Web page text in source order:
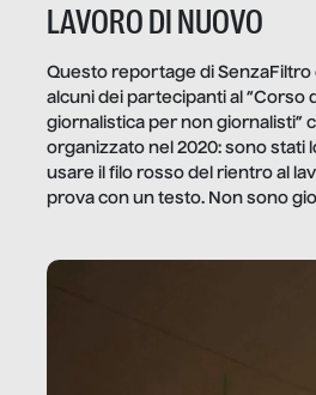
LAVORO DI NUOVO
Questo reportage di SenzaFiltro
alcuni dei partecipanti al “Corso
giornalistica per non giornalisti”
organizzato nel 2020: sono stati
usare il filo rosso del rientro al
prova con un testo. Non sono